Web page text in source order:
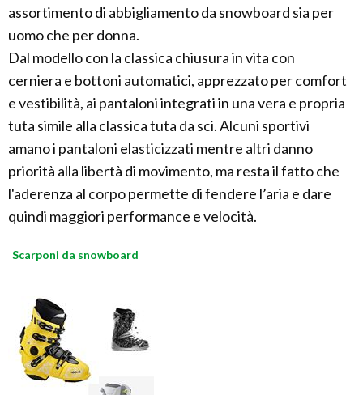
assortimento di abbigliamento da snowboard sia per
uomo che per donna.
Dal modello con la classica chiusura in vita con
cerniera e bottoni automatici, apprezzato per comfort
e vestibilità, ai pantaloni integrati in una vera e propria
tuta simile alla classica tuta da sci. Alcuni sportivi
amano i pantaloni elasticizzati mentre altri danno
priorità alla libertà di movimento, ma resta il fatto che
l'aderenza al corpo permette di fendere l’aria e dare
quindi maggiori performance e velocità.
Scarponi da snowboard